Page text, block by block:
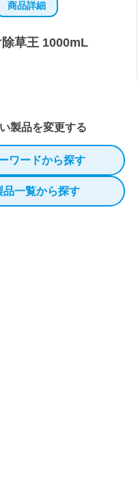
商品詳細
草王 1000mL
製品を変更する
ワードから探す
品一覧から探す